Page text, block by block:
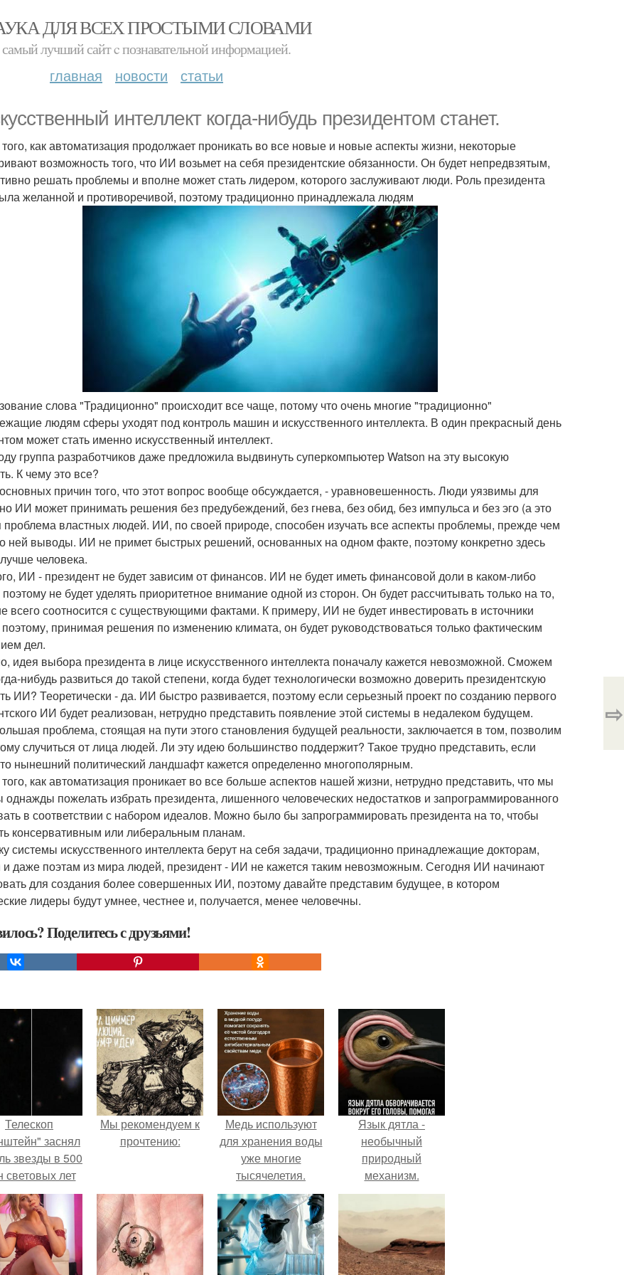
ДЛЯ ВСЕХ ПРОСТЫМИ СЛОВАМИ
самый лучший сайт c познавательной информацией.
главная новости статьи
интеллект когда-нибудь президентом станет.
как автоматизация продолжает проникать во все новые и новые аспекты жизни, некоторые
возможность того, что ИИ возьмет на себя президентские обязанности. Он будет непредвзятым,
решать проблемы и вполне может стать лидером, которого заслуживают люди. Роль президента
желанной и противоречивой, поэтому традиционно принадлежала людям
слова "Традиционно" происходит все чаще, потому что очень многие "традиционно"
людям сферы уходят под контроль машин и искусственного интеллекта. В один прекрасный день
может стать именно искусственный интеллект.
группа разработчиков даже предложила выдвинуть суперкомпьютер Watson на эту высокую
К чему это все?
причин того, что этот вопрос вообще обсуждается, - уравновешенность. Люди уязвимы для
ИИ может принимать решения без предубеждений, без гнева, без обид, без импульса и без эго (а это
властных людей. ИИ, по своей природе, способен изучать все аспекты проблемы, прежде чем
ней выводы. ИИ не примет быстрых решений, основанных на одном факте, поэтому конкретно здесь
человека.
ИИ - президент не будет зависим от финансов. ИИ не будет иметь финансовой доли в каком-либо
не будет уделять приоритетное внимание одной из сторон. Он будет рассчитывать только на то,
всего соотносится с существующими фактами. К примеру, ИИ не будет инвестировать в источники
поэтому, принимая решения по изменению климата, он будет руководствоваться только фактическим
дел.
идея выбора президента в лице искусственного интеллекта поначалу кажется невозможной. Сможем
нибудь развиться до такой степени, когда будет технологически возможно доверить президентскую
ИИ? Теоретически - да. ИИ быстро развивается, поэтому если серьезный проект по созданию первого
ИИ будет реализован, нетрудно представить появление этой системы в недалеком будущем.
проблема, стоящая на пути этого становления будущей реальности, заключается в том, позволим
случиться от лица людей. Ли эту идею большинство поддержит? Такое трудно представить, если
нынешний политический ландшафт кажется определенно многополярным.
как автоматизация проникает во все больше аспектов нашей жизни, нетрудно представить, что мы
однажды пожелать избрать президента, лишенного человеческих недостатков и запрограммированного
в соответствии с набором идеалов. Можно было бы запрограммировать президента на то, чтобы
консервативным или либеральным планам.
системы искусственного интеллекта берут на себя задачи, традиционно принадлежащие докторам,
даже поэтам из мира людей, президент - ИИ не кажется таким невозможным. Сегодня ИИ начинают
для создания более совершенных ИИ, поэтому давайте представим будущее, в котором
лидеры будут умнее, честнее и, получается, менее человечны.
Поделитесь с друзьями!
⇨
Телескоп
заснял
звезды в 500
световых лет
от земли.
Мы рекомендуем к
прочтению:
Медь используют
для хранения воды
уже многие
тысячелетия.
Язык дятла -
необычный
природный
механизм.